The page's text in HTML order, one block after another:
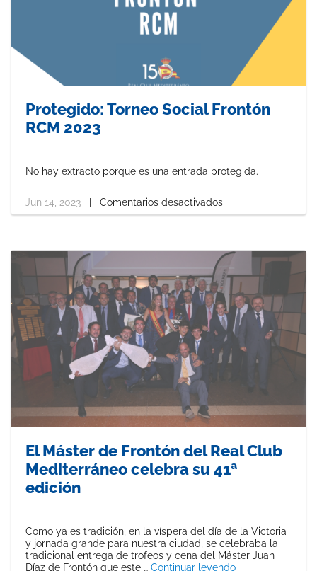
Protegido: Torneo Social Frontón
RCM 2023
No hay extracto porque es una entrada protegida.
Jun 14, 2023 Comentarios desactivados
El Máster de Frontón del Real Club
Mediterráneo celebra su 41ª
edición
Como ya es tradición, en la víspera del día de la Victoria
y jornada grande para nuestra ciudad, se celebraba la
tradicional entrega de trofeos y cena del Máster Juan
Díaz de Frontón que este … Continuar leyendo«El Máster de